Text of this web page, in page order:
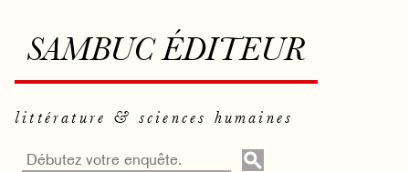
SAMBUC ÉDITEUR
littérature & sciences humaines